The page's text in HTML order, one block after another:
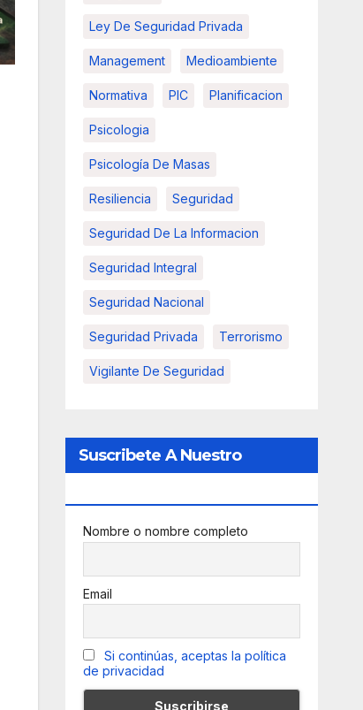
Ley De Seguridad Privada
Management Medioambiente
Normativa PIC Planificacion
Psicologia
Psicología De Masas
Resiliencia Seguridad
Seguridad De La Informacion
Seguridad Integral
Seguridad Nacional
Seguridad Privada Terrorismo
Vigilante De Seguridad
Suscribete A Nuestro
Nombre o nombre completo
Email
Si continúas, aceptas la política
de privacidad